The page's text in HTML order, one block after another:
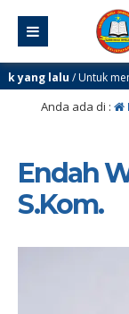
lalu/ Untuk
Anda ada di :
Endah
S.Kom.